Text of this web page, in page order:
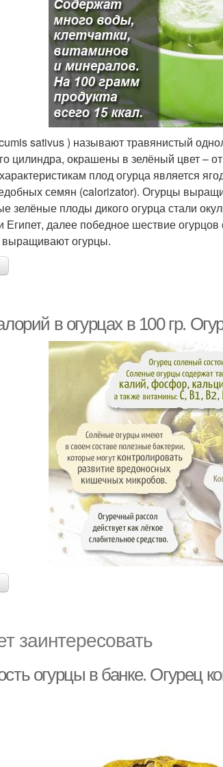
sativus ) называют травянистый
цилиндра, окрашены в зелёный цвет –
плод огурца является
семян (calorizator). Огурцы
зелёные плоды дикого огурца стали
далее победное шествие
выращивают огурцы.
в огурцах в 100 гр.
заинтересовать
огурцы в банке. Огурец